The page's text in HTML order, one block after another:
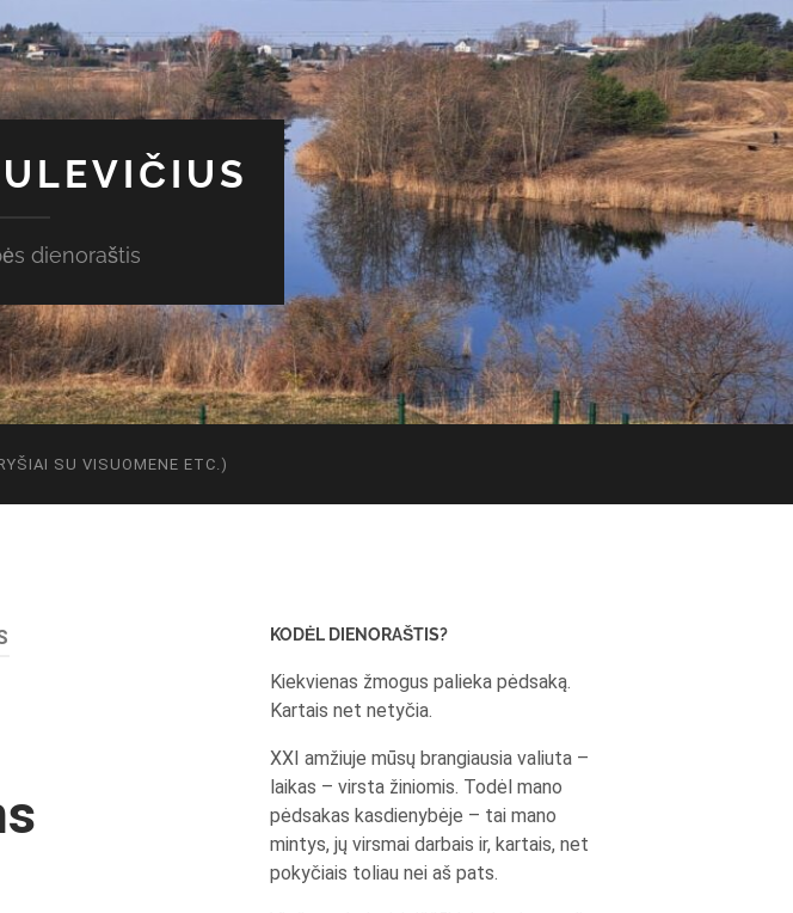
dienoraštis
SU VISUOMENE ETC.)
KODĖL DIENORAŠTIS?
Kiekvienas žmogus palieka pėdsaką.
Kartais net netyčia.
XXI amžiuje mūsų brangiausia valiuta –
laikas – virsta žiniomis. Todėl mano
pėdsakas kasdienybėje – tai mano
mintys, jų virsmai darbais ir, kartais, net
pokyčiais toliau nei aš pats.